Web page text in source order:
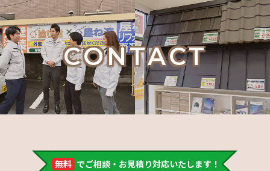
CONTACT
無料 でご相談・お見積り対応いたします！